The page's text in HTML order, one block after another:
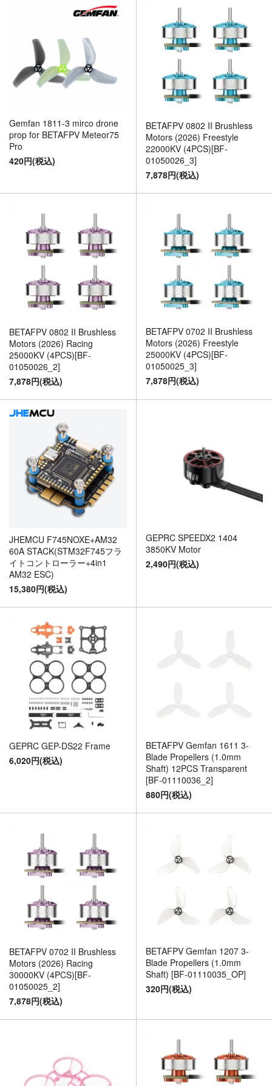
Gemfan 1811-3 mirco drone
prop for BETAFPV Meteor75
Pro
420円(税込)
BETAFPV 0802 II Brushless
Motors (2026) Freestyle
22000KV (4PCS)[BF-
01050026_3]
7,878円(税込)
BETAFPV 0802 II Brushless
Motors (2026) Racing
25000KV (4PCS)[BF-
01050026_2]
7,878円(税込)
BETAFPV 0702 II Brushless
Motors (2026) Freestyle
25000KV (4PCS)[BF-
01050025_3]
7,878円(税込)
JHEMCU F745NOXE+AM32
60A STACK(STM32F745フラ
イトコントローラー+4in1
AM32 ESC)
15,380円(税込)
GEPRC SPEEDX2 1404
3850KV Motor
2,490円(税込)
GEPRC GEP-DS22 Frame
6,020円(税込)
BETAFPV Gemfan 1611 3-
Blade Propellers (1.0mm
Shaft) 12PCS Transparent
[BF-01110036_2]
880円(税込)
BETAFPV 0702 II Brushless
Motors (2026) Racing
30000KV (4PCS)[BF-
01050025_2]
7,878円(税込)
BETAFPV Gemfan 1207 3-
Blade Propellers (1.0mm
Shaft) [BF-01110035_OP]
320円(税込)